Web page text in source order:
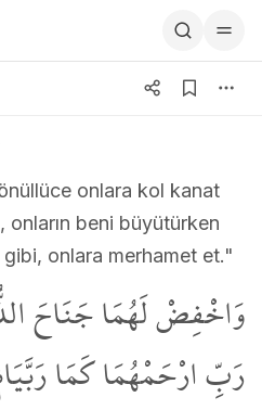
onlara kol kanat
beni büyütürken
onlara merhamet et."
وَاخْفِضْ لَهُمَا جَنَاحَ
رَبِّ ارْحَمْهُمَا كَمَا